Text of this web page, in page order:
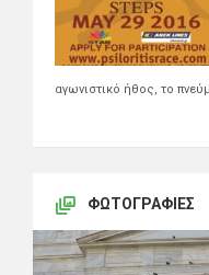
αγωνιστικό ήθος, το
ΦΩΤΟΓΡΑΦΊΕΣ